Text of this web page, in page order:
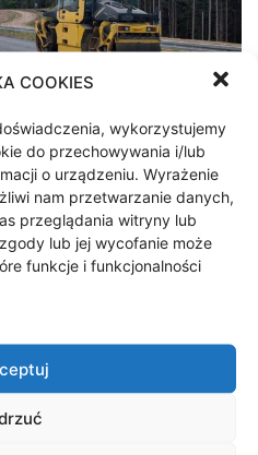
COOKIES
wykorzystujemy
do przechowywania i/lub
o urządzeniu. Wyrażenie
nam przetwarzanie danych,
przeglądania witryny lub
lub jej wycofanie może
funkcje i funkcjonalności